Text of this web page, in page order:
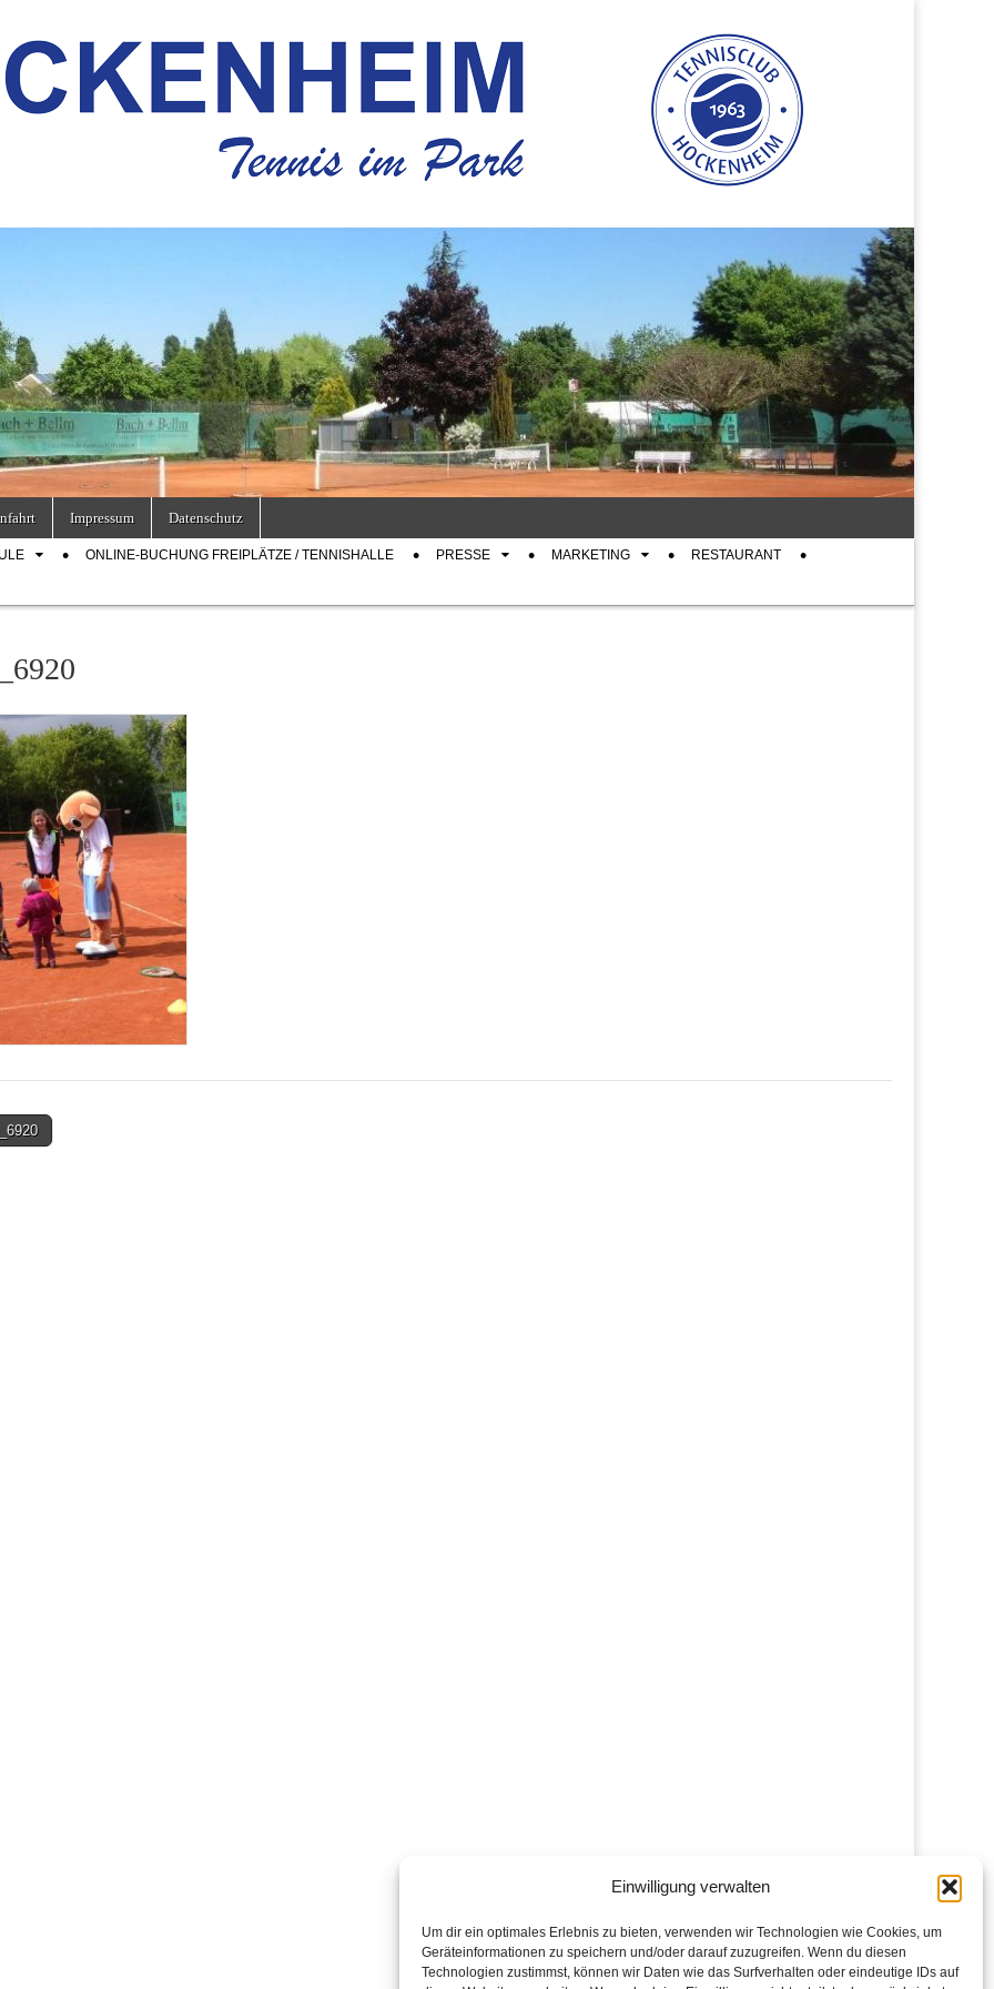
Einwilligung verwalten
Um dir ein optimales Erlebnis zu bieten, verwenden wir Technologien wie Cookies, um
Geräteinformationen zu speichern und/oder darauf zuzugreifen. Wenn du diesen
Technologien zustimmst, können wir Daten wie das Surfverhalten oder eindeutige IDs auf
Impressum Datenschutz
ONLINE-BUCHUNG FREIPLÄTZE / TENNISHALLE PRESSE MARKETING RESTAURANT